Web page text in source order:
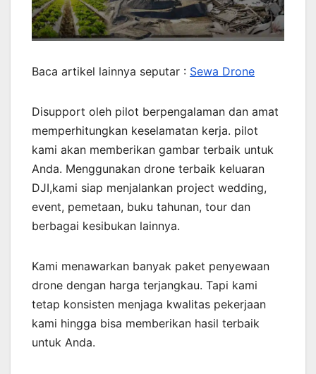
Baca artikel lainnya seputar : Sewa Drone
Disupport oleh pilot berpengalaman dan amat
memperhitungkan keselamatan kerja. pilot
kami akan memberikan gambar terbaik untuk
Anda. Menggunakan drone terbaik keluaran
DJI,kami siap menjalankan project wedding,
event, pemetaan, buku tahunan, tour dan
berbagai kesibukan lainnya.
Kami menawarkan banyak paket penyewaan
drone dengan harga terjangkau. Tapi kami
tetap konsisten menjaga kwalitas pekerjaan
kami hingga bisa memberikan hasil terbaik
untuk Anda.